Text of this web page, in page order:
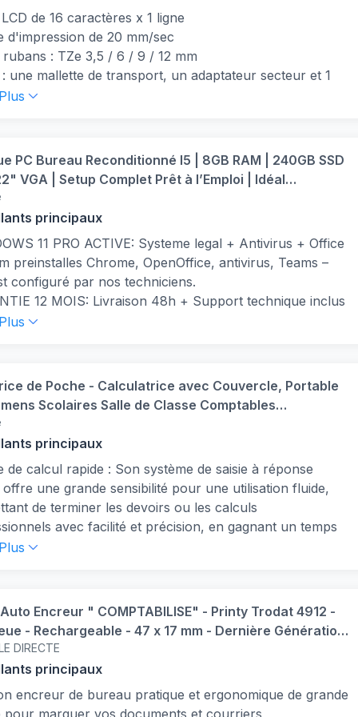
Simple et Rapide: Aucun montage nécessaire, il
brancher et d'allumer. Clavier et souris inclus si précisé
Silencieux et Compact: Un format discret qui prend peu
convient pour les petits bureaux ou les espaces à
périphériques facilement
Totale WiFi USB et DVD: Connexion sans fil
plusieurs ports USB 2.0 pour vos périphériques, et
DVD pour lire ou graver vos disques
de 16 caractères x 1 ligne
d'impression de 20 mm/sec
rubans : TZe 3,5 / 6 / 9 / 12 mm
une mallette de transport, un adaptateur secteur et 1
12 mm Noir/Blanc (4m)"
PC Bureau Reconditionné I5 | 8GB RAM | 240GB SSD
VGA | Setup Complet Prêt à l’Emploi | Idéal
& Études | Garantie 12 Mois
principaux
11 PRO ACTIVE: Systeme legal + Antivirus + Office
preinstalles Chrome, OpenOffice, antivirus, Teams –
configuré par nos techniciens.
12 MOIS: Livraison 48h + Support technique inclus
garantie 12 mois : produit 100% reconditionné testé,
complet prêt à l’emploi : unité centrale , écran 22" VGA,
souris, adaptateur WiFi USB – tout est prêt, branchez
!
fiable au quotidien : processeur Intel Core i5,
RAM DDR3 pour une utilisation fluide en multitâche
ou scolaire.
de Poche - Calculatrice avec Couvercle, Portable
Scolaires Salle de Classe Comptables
Bureautique Voyage
principaux
de calcul rapide : Son système de saisie à réponse
offre une grande sensibilité pour une utilisation fluide,
de terminer les devoirs ou les calculs
avec facilité et précision, en gagnant un temps
de travail ou d'étude prolongées, tout en conservant
élégante adaptée aux environnements de
ou éducatifs.
Robuste : Cette calculatrice de poche est conçue
ABS solide et résistant, garantissant une durabilité
utilisation prolongée dans divers environnements. Elle
Encreur " COMPTABILISE" - Printy Trodat 4912 -
- Rechargeable - 47 x 17 mm - Dernière Génération
- Professionnel - Entreprise - Commercial -
DIRECTE
principaux
encreur de bureau pratique et ergonomique de grande
pour marquer vos documents et courriers